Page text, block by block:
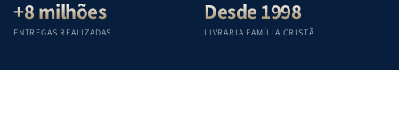
+8 milhões
ENTREGAS REALIZADAS
Desde 1998
LIVRARIA FAMÍLIA CRISTÃ